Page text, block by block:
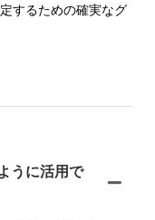
するための確実なグ
うに活用で